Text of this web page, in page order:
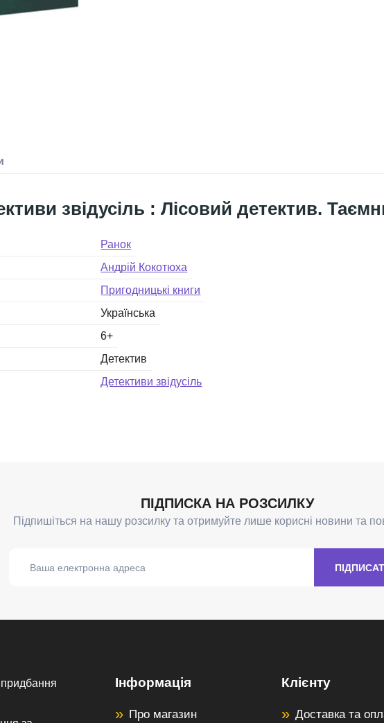
звідусіль : Лісовий детектив.
Ранок
Андрій Кокотюха
Пригодницькі книги
Українська
6+
Детектив
Детективи звідусіль
Інформація
Про магазин
Клієнту
Доставка та